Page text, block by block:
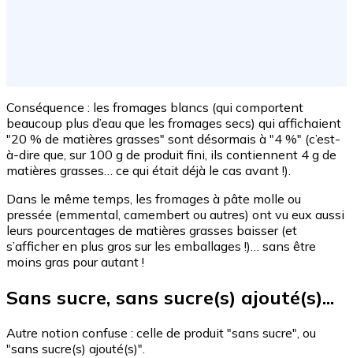
Conséquence : les fromages blancs (qui comportent
beaucoup plus d’eau que les fromages secs) qui affichaient
"20 % de matières grasses" sont désormais à "4 %" (c’est-
à-dire que, sur 100 g de produit fini, ils contiennent 4 g de
matières grasses… ce qui était déjà le cas avant !).
Dans le même temps, les fromages à pâte molle ou
pressée (emmental, camembert ou autres) ont vu eux aussi
leurs pourcentages de matières grasses baisser (et
s’afficher en plus gros sur les emballages !)… sans être
moins gras pour autant !
Sans sucre, sans sucre(s) ajouté(s)...
Autre notion confuse : celle de produit "sans sucre", ou
"sans sucre(s) ajouté(s)".